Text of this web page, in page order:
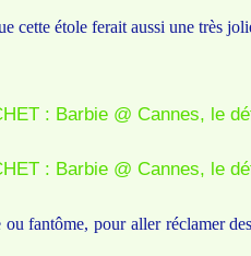
cette étole ferait aussi une très
fantôme, pour aller réclamer